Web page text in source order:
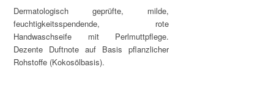
Dermatologisch geprüfte, milde,
feuchtigkeitsspendende, rote
Handwaschseife mit Perlmuttpflege.
Dezente Duftnote auf Basis pflanzlicher
Rohstoffe (Kokosölbasis).